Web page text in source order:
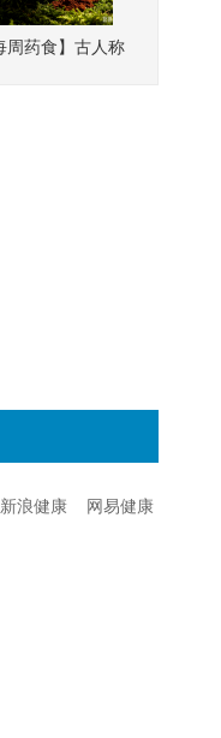
周药食】古人称
新浪健康
网易健康